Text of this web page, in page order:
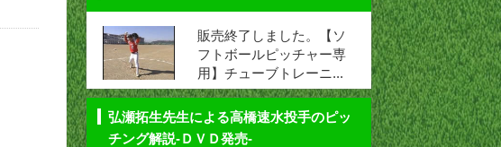
販売終了しました。【ソ
フトボールピッチャー専
用】チューブトレーニ...
弘瀬拓生先生による高橋速水投手のピッ
チング解説-ＤＶＤ発売-